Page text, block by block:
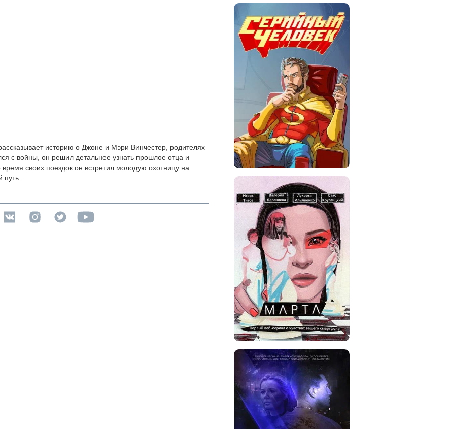
историю о Джоне и Мэри Винчестер, родителях
с войны, он решил детальнее узнать прошлое отца и
своих поездок он встретил молодую охотницу на